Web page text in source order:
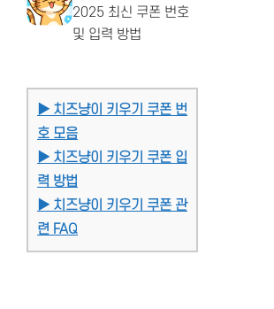
2025 최신 쿠폰 번호
및 입력 방법
▶ 치즈냥이 키우기 쿠폰 번
호 모음
▶ 치즈냥이 키우기 쿠폰 입
력 방법
▶ 치즈냥이 키우기 쿠폰 관
련 FAQ